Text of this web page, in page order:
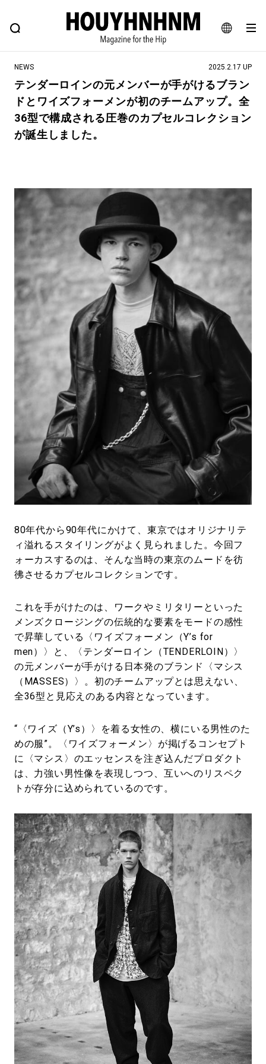
JA
EN
FEATURE BLOG SNAP
ヒップなファッション、カルチャー、ライフスタイルWEBマガジン
#注目のタグ
#SHOPPING ADDICT
#路地裏てぃーん。 #MONTHLY JOURNAL
#GH 銘品の所以 #フイナムのYouTube
#Commune H #FOCUS IT #AH.H
#ととけん #FASHION #MUSIC #MOVIE
#LIFESTYLE #SNEAKER #OUTDOOR
#SPORTS #HANDSOME HANDBOOK
NEWS 2025.2.17 UP
テンダーロインの元メンバーが手がけるブラン
ドとワイズフォーメンが初のチームアップ。全
36型で構成される圧巻のカプセルコレクション
が誕生しました。
80年代から90年代にかけて、東京ではオリジナリテ
ィ溢れるスタイリングがよく見られました。今回フ
ォーカスするのは、そんな当時の東京のムードを彷
彿させるカプセルコレクションです。
これを手がけたのは、ワークやミリタリーといった
メンズクロージングの伝統的な要素をモードの感性
で昇華している〈ワイズフォーメン（Y’s for
men）〉と、〈テンダーロイン（TENDERLOIN）〉
の元メンバーが手がける日本発のブランド〈マシス
（MASSES）〉。初のチームアップとは思えない、
全36型と見応えのある内容となっています。
“〈ワイズ（Y’s）〉を着る女性の、横にいる男性のた
めの服”。〈ワイズフォーメン〉が掲げるコンセプト
に〈マシス〉のエッセンスを注ぎ込んだプロダクト
は、力強い男性像を表現しつつ、互いへのリスペク
トが存分に込められているのです。